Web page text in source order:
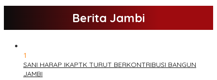
Berita Jambi
1
SANI HARAP IKAPTK TURUT BERKONTRIBUSI BANGUN
JAMBI